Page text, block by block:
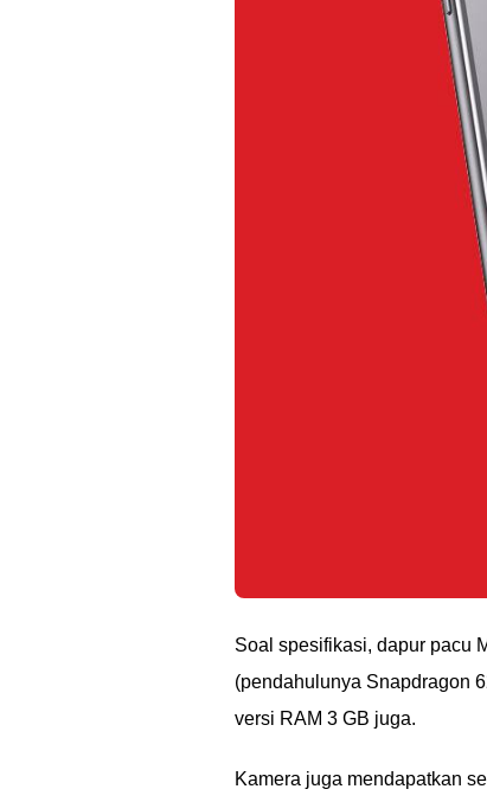
Soal spesifikasi, dapur pacu
(pendahulunya Snapdragon
versi RAM 3 GB juga.
Kamera juga mendapatkan